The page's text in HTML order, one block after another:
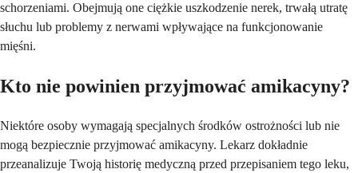
schorzeniami. Obejmują one ciężkie uszkodzenie nerek, trwałą utratę
słuchu lub problemy z nerwami wpływające na funkcjonowanie
mięśni.
Kto nie powinien przyjmować amikacyny?
Niektóre osoby wymagają specjalnych środków ostrożności lub nie
mogą bezpiecznie przyjmować amikacyny. Lekarz dokładnie
przeanalizuje Twoją historię medyczną przed przepisaniem tego leku,